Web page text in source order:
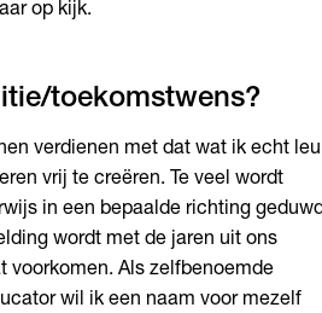
op kijk.
toekomstwens?
verdienen met dat wat ik echt
vrij te creëren. Te veel wordt
in een bepaalde richting
wordt met de jaren uit ons
voorkomen. Als zelfbenoemde
wil ik een naam voor mezelf